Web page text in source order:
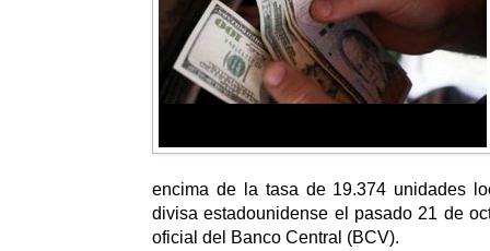
encima de la tasa de 19.374 unidades
divisa estadounidense el pasado 21 de
oficial del Banco Central (BCV).